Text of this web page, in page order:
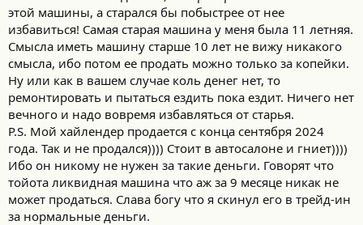
этой машины, а старался бы побыстрее от нее
избавиться! Самая старая машина у меня была 11 летняя.
Смысла иметь машину старше 10 лет не вижу никакого
смысла, ибо потом ее продать можно только за копейки.
Ну или как в вашем случае коль денег нет, то
ремонтировать и пытаться ездить пока ездит. Ничего нет
вечного и надо вовремя избавляться от старья.
P.S. Мой хайлендер продается с конца сентября 2024
года. Так и не продался)))) Стоит в автосалоне и гниет))))
Ибо он никому не нужен за такие деньги. Говорят что
тойота ликвидная машина что аж за 9 месяце никак не
может продаться. Слава богу что я скинул его в трейд-ин
за нормальные деньги.